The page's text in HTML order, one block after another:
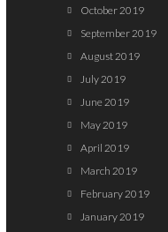
October 2019
September 2019
August 2019
July 2019
June 2019
May 2019
April 2019
March 2019
February 2019
January 2019